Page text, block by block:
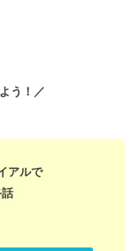
う！／
アルで